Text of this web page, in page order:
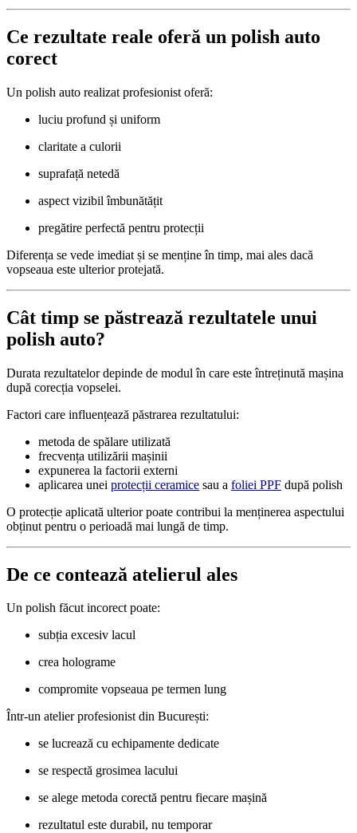
Ce rezultate reale oferă un polish auto
corect
Un polish auto realizat profesionist oferă:
luciu profund și uniform
claritate a culorii
suprafață netedă
aspect vizibil îmbunătățit
pregătire perfectă pentru protecții
Diferența se vede imediat și se menține în timp, mai ales dacă
vopseaua este ulterior protejată.
Cât timp se păstrează rezultatele unui
polish auto?
Durata rezultatelor depinde de modul în care este întreținută mașina
după corecția vopselei.
Factori care influențează păstrarea rezultatului:
metoda de spălare utilizată
frecvența utilizării mașinii
expunerea la factorii externi
aplicarea unei protecții ceramice sau a foliei PPF după polish
O protecție aplicată ulterior poate contribui la menținerea aspectului
obținut pentru o perioadă mai lungă de timp.
De ce contează atelierul ales
Un polish făcut incorect poate:
subția excesiv lacul
crea holograme
compromite vopseaua pe termen lung
Într-un atelier profesionist din București:
se lucrează cu echipamente dedicate
se respectă grosimea lacului
se alege metoda corectă pentru fiecare mașină
rezultatul este durabil, nu temporar